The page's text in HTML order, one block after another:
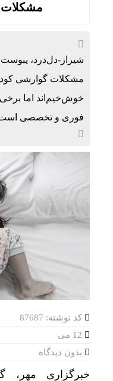
شیراز-دل‌درد،
مشکلات گوارشی
خوش‌خیم‌اند اما برخی
فوری و تخصصی
کد نوشته: 87687
بدون دیدگاه
خبرگزاری مهر،